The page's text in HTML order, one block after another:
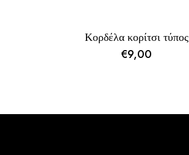
Κορδέλα κορίτσι τύπος
€9,00